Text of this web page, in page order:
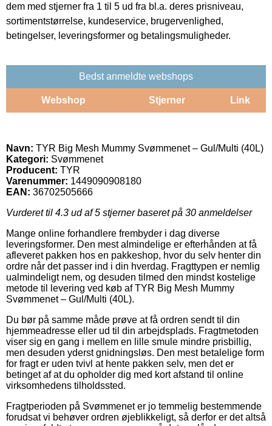
dem med stjerner fra 1 til 5 ud fra bl.a. deres prisniveau,
sortimentstørrelse, kundeservice, brugervenlighed,
betingelser, leveringsformer og betalingsmuligheder.
Bedst anmeldte webshops
Webshop Stjerner Link
Navn: TYR Big Mesh Mummy Svømmenet – Gul/Multi (40L)
Kategori: Svømmenet
Producent: TYR
Varenummer: 1449090908180
EAN: 36702505666
Vurderet til 4.3 ud af 5 stjerner baseret på 30 anmeldelser
Mange online forhandlere frembyder i dag diverse
leveringsformer. Den mest almindelige er efterhånden at få
afleveret pakken hos en pakkeshop, hvor du selv henter din
ordre når det passer ind i din hverdag. Fragttypen er nemlig
ualmindeligt nem, og desuden tilmed den mindst kostelige
metode til levering ved køb af TYR Big Mesh Mummy
Svømmenet – Gul/Multi (40L).
Du bør på samme måde prøve at få ordren sendt til din
hjemmeadresse eller ud til din arbejdsplads. Fragtmetoden
viser sig en gang i mellem en lille smule mindre prisbillig,
men desuden yderst gnidningsløs. Den mest betalelige form
for fragt er uden tvivl at hente pakken selv, men det er
betinget af at du opholder dig med kort afstand til online
virksomhedens tilholdssted.
Fragtperioden på Svømmenet er jo temmelig bestemmende
forudsat vi behøver ordren øjeblikkeligt, så derfor er det altså